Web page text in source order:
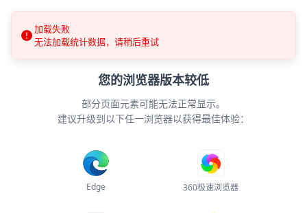
网络连接异常
无法加载系统配置，请检查网络连接后刷新页
刷新页面
您的浏览器版本较低
部分页面元素可能无法正常显示。
建议升级到以下任一浏览器以获得最佳体验：
Edge 360极速浏览器
全球检索 智能编目Demo
专题子库
关于加载失败
无法加载统计数据，请稍后重试